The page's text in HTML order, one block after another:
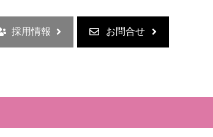
採用情報 お問合せ